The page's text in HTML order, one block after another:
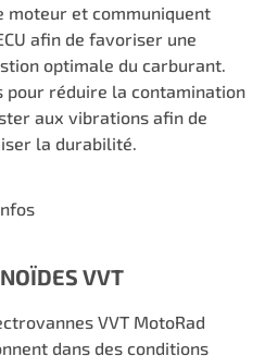
moteur et communiquent
afin de favoriser une
optimale du carburant.
pour réduire la contamination
aux vibrations afin de
la durabilité.
VVT
VVT MotoRad
dans des conditions